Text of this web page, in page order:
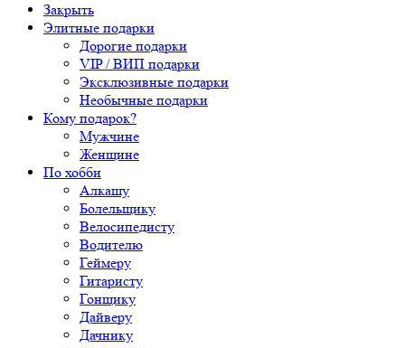
Закрыть
Элитные подарки
Дорогие подарки
VIP / ВИП подарки
Эксклюзивные подарки
Необычные подарки
Кому подарок?
Мужчине
Женщине
По хобби
Алкашу
Болельщику
Велосипедисту
Водителю
Геймеру
Гитаристу
Гонщику
Дайверу
Дачнику